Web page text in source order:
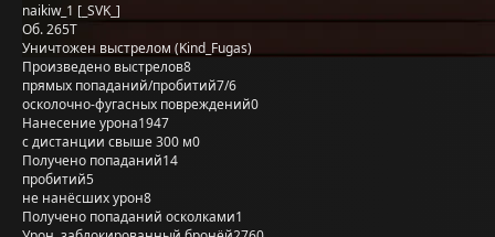
naikiw_1 [_SVK_]
Об. 265Т
Уничтожен выстрелом (Kind_Fugas)
Произведено выстрелов8
прямых попаданий/пробитий7/6
осколочно-фугасных повреждений0
Нанесение урона1947
с дистанции свыше 300 м0
Получено попаданий14
пробитий5
не нанёсших урон8
Получено попаданий осколками1